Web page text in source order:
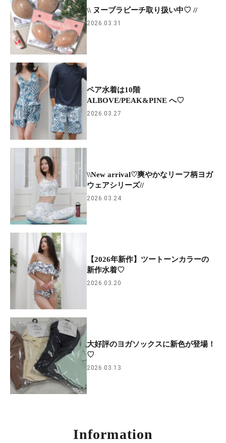
\\ ヌーブラビーチ取り扱い中♡ //
2026.03.31
ペア水着は10階
ALBOVE/PEAK&PINE へ♡
2026.03.27
\\New arrival♡爽やかなリーフ柄ヨガ
ウェアシリーズ//
2026.03.24
【2026年新作】ツートーンカラーの
新作水着♡
2026.03.20
大好評のヨガソックスに新色が登場！
♡
2026.03.13
Information